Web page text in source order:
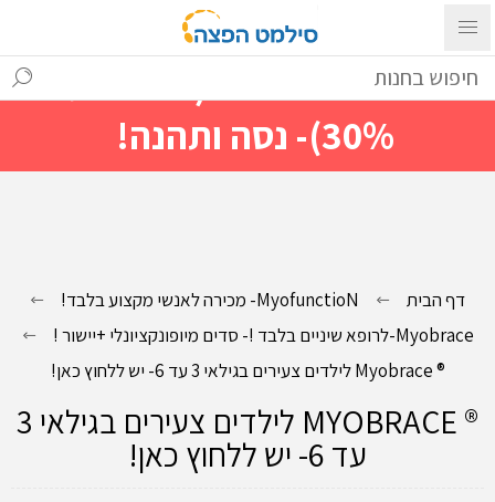
עם ההתחברות ניתן לראות מייד
מחירים מיוחדים(הנחות עד
30%)- נסה ותהנה!
דף הבית
MyofunctioN- מכירה לאנשי מקצוע בלבד!
Myobrace-לרופא שיניים בלבד !- סדים מיופונקציונלי +יישור !
® Myobrace לילדים צעירים בגילאי 3 עד 6- יש ללחוץ כאן!
® MYOBRACE לילדים צעירים בגילאי 3
עד 6- יש ללחוץ כאן!